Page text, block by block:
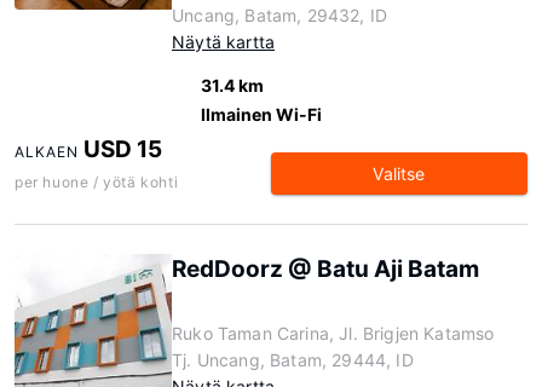
Uncang, Batam, 29432, ID
Näytä kartta
31.4 km
Ilmainen Wi-Fi
ALKAEN USD 15
per huone / yötä kohti Valitse
RedDoorz @ Batu Aji Batam
Ruko Taman Carina, Jl. Brigjen Katamso
Tj. Uncang, Batam, 29444, ID